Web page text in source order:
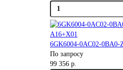
6GK6004-0AC02-0BA0-
По запросу
99 356 р.